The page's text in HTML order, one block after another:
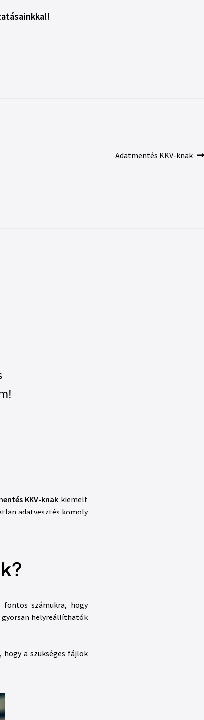
Adatmentés KKV-knak
KKV-knak kiemelt
adatvesztés komoly
számukra, hogy
helyreállíthatók
a szükséges fájlok